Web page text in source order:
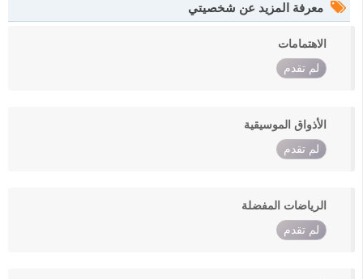
معرفة المزيد عن شخصيتي
الاهتمامات
لم تقدم
الأذواق الموسيقية
لم تقدم
الرياضات المفضلة
لم تقدم